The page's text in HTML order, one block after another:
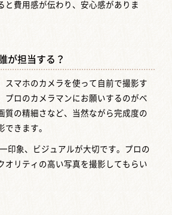
と費用感が伝わり、安心感がありま
が担当する？
スマホのカメラを使って自前で撮影す
プロのカメラマンにお願いするのがベ
質の精細さなど、当然ながら完成度の
できます。
印象、ビジュアルが大切です。プロの
オリティの高い写真を撮影してもらい